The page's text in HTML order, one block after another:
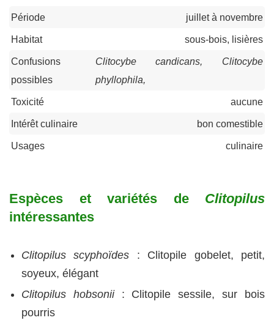
Période
juillet à novembre
Habitat
sous-bois, lisières
Confusions
possibles
Clitocybe candicans, Clitocybe
phyllophila,
Toxicité
aucune
Intérêt culinaire
bon comestible
Usages
culinaire
Espèces et variétés de Clitopilus
intéressantes
Clitopilus scyphoïdes : Clitopile gobelet, petit,
soyeux, élégant
Clitopilus hobsonii: Clitopile sessile, sur bois
pourris